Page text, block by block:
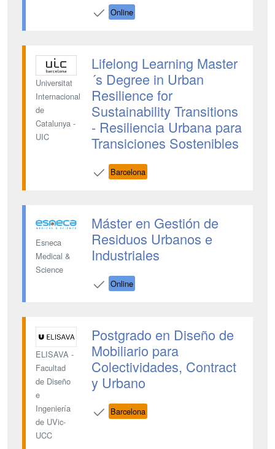
Online
Universitat
Internacional
de
Catalunya -
UIC
Lifelong Learning Master
´s Degree in Urban
Resilience for
Sustainability Transitions
- Resiliencia Urbana para
Transiciones Sostenibles
Barcelona
Esneca
Medical &
Science
Máster en Gestión de
Residuos Urbanos e
Industriales
Online
ELISAVA -
Facultad
de Diseño
e
Ingeniería
de UVic-
UCC
Postgrado en Diseño de
Mobiliario para
Colectividades, Contract
y Urbano
Barcelona